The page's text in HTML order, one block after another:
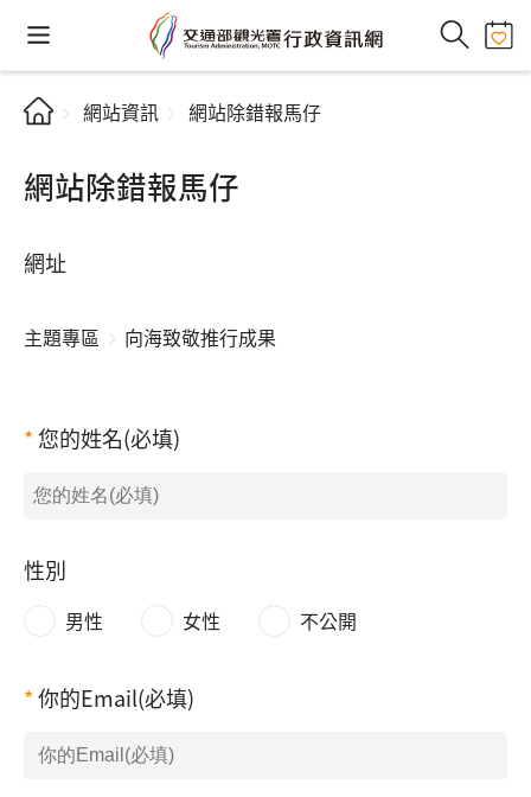
網站資訊 網站除錯報馬仔
網站除錯報馬仔
網址
主題專區 向海致敬推行成果
您的姓名(必填)
性別
男性 女性 不公開
你的Email(必填)